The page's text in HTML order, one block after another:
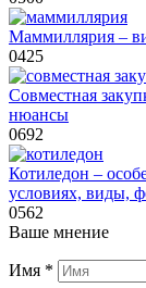
Маммиллярия –
0425
Совместная
нюансы
0692
Котиледон –
условиях, виды,
0562
Ваше мнение
Имя *